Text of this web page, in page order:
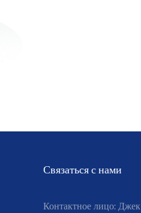
Связаться с нами
Контактное лицо: Джек